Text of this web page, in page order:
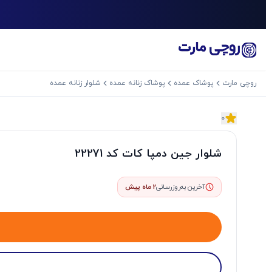
روچی مارت پوشاک عمده پوشاک زنانه عمده شلوار زنانه عمده
0
اسلاید بعدی
شلوار جین دمپا کات کد 22271
آخرین به‌روزرسانی2 ماه پیش